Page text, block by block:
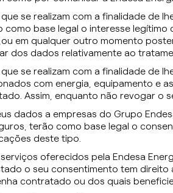
se realizam com a finalidade de
como base legal o interesse
em qualquer outro momento
dos dados relativamente ao
se realizam com a finalidade de
com energia, equipamento e
Assim, enquanto não revogar o
dados a empresas do Grupo
terão como base legal o
deste tipo.
oferecidos pela Endesa
o seu consentimento tem
contratado ou dos quais